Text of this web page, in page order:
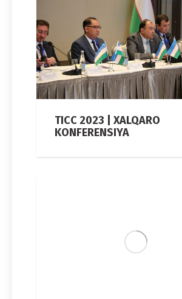
TICC 2023 | XALQARO
KONFERENSIYA